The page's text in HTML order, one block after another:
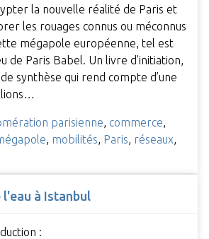
la nouvelle réalité de Paris et
les rouages connus ou méconnus
mégapole européenne, tel est
de Paris Babel. Un livre d’initiation,
synthèse qui rend compte d’une
parisienne commerce
mobilités Paris réseaux
à Istanbul
: